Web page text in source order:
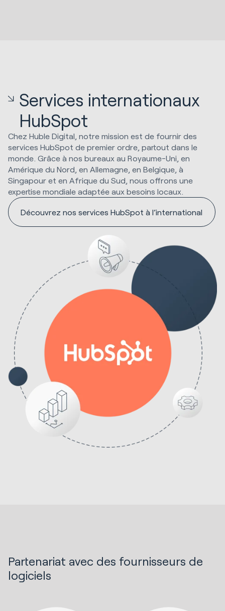
Services internationaux
HubSpot
Chez Huble Digital, notre mission est de fournir des
services HubSpot de premier ordre, partout dans le
monde. Grâce à nos bureaux au Royaume-Uni, en
Amérique du Nord, en Allemagne, en Belgique, à
Singapour et en Afrique du Sud, nous offrons une
expertise mondiale adaptée aux besoins locaux.
Découvrez nos services HubSpot à l’international
Partenariat avec des fournisseurs de
logiciels